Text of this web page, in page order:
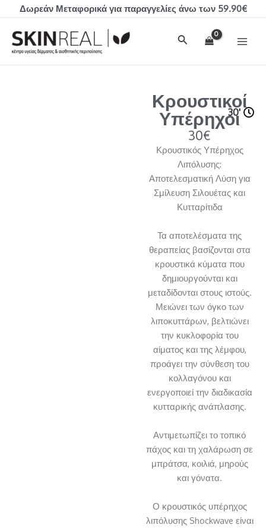
Μετάβαση
περιεχόμενο
Δωρεάν Μεταφορικά για παραγγελίες άνω των 59.90€
Αναζήτηση
30'
Κρουστικοί
Υπέρηχοι
30€
Κρουστικός Υπέρηχος
Λιπόλυσης:
Αποτελεσματική Λύση για
Σμίλευση Σιλουέτας και
Κυτταρίτιδα
Τα αποτελέσματα της
θεραπείας βασίζονται στα
κρουστικά κύματα που
δημιουργούνται και
μεταδίδονται στους ιστούς.
Μειώνει των όγκο των
λιποκυττάρων, βελτιώνει
την κυκλοφορία του
αίματος και της λέμφου,
προάγει την σύνθεση του
κολλαγόνου και
ενεργοποιεί την διαδικασία
κυτταρικής ανάπλασης.
Αντιμετωπίζει το τοπικό
πάχος και τη χαλάρωση σε
μπράτσα, κοιλιά, μηρούς
και γόνατα.
Ο κρουστικός υπέρηχος
λιπόλυσης Shockwave είναι